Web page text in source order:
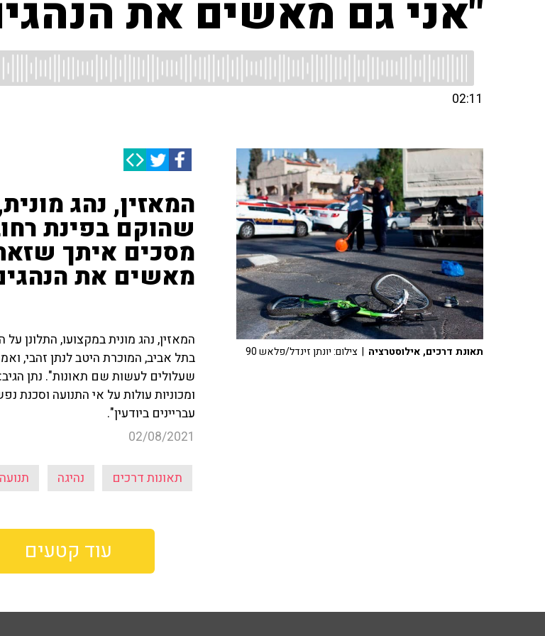
"אני גם מאשים את
02:11
המאזין, נהג
שהוקם בפינת
מסכים איתך
מאשים את
המאזין, נהג מונית במקצועו, התלונן
בתל אביב, המוכרת היטב לנתן זהבי,
שעלולים לעשות שם תאונות". נתן
ומכוניות עולות על אי התנועה
עבריינים ביודעין".
02/08/2021
תאונות דרכים נהיגה תנועה
תאונת דרכים, אילוסטרציה | צילום: יונתן זינדל/פלאש 90
עוד קטעים